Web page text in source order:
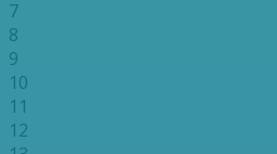
7
8
9
10
11
12